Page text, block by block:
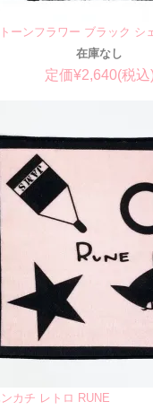
ーンフラワー ブラック シ
在庫なし
定価¥2,640(税込
カチ レトロ RUNE